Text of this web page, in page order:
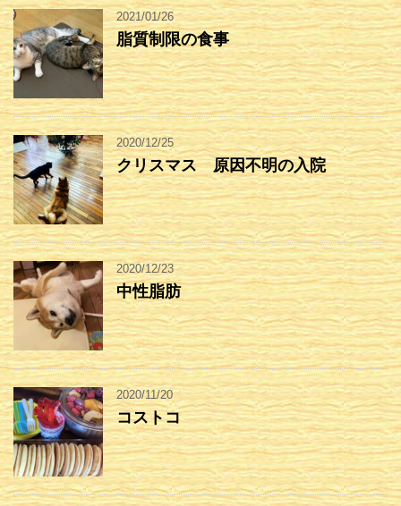
2021/01/26
脂質制限の食事
2020/12/25
クリスマス 原因不明の入院
2020/12/23
中性脂肪
2020/11/20
コストコ